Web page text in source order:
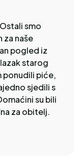
smo
za naše
pogled iz
starog
ponudili piće,
sjedili s
su bili
za obitelj.